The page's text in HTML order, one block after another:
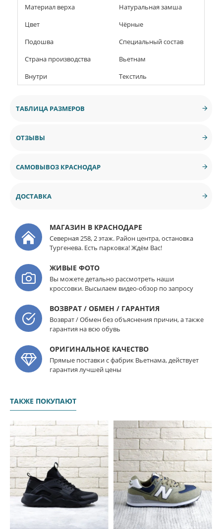
Материал верха
Натуральная замша
Цвет
Чёрные
Подошва
Специальный состав
Страна производства
Вьетнам
Внутри
Текстиль
ТАБЛИЦА РАЗМЕРОВ
ОТЗЫВЫ
САМОВЫВОЗ КРАСНОДАР
ДОСТАВКА
МАГАЗИН В КРАСНОДАРЕ
Северная 258, 2 этаж. Район центра, остановка
Тургенева. Есть парковка! Ждём Вас!
ЖИВЫЕ ФОТО
Вы можете детально рассмотреть наши
кроссовки. Высылаем видео-обзор по запросу
ВОЗВРАТ / ОБМЕН / ГАРАНТИЯ
Возврат / Обмен без объяснения причин, а также
гарантия на всю обувь
ОРИГИНАЛЬНОЕ КАЧЕСТВО
Прямые поставки с фабрик Вьетнама, действует
гарантия лучшей цены
ТАКЖЕ ПОКУПАЮТ